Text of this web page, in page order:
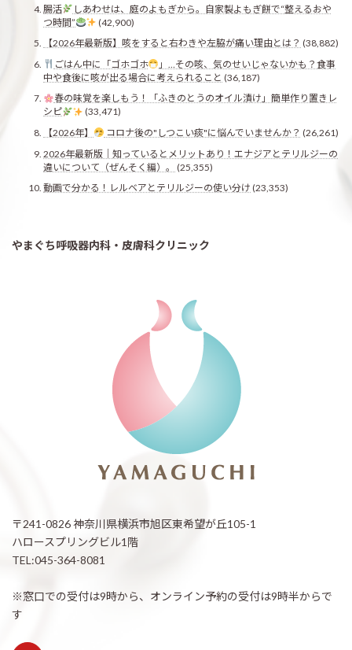
腸活
しあわせは、庭のよもぎから。自家製よもぎ餅で“整えるおや
つ時間”
(42,900)
【2026年最新版】咳をすると右わきや左脇が痛い理由とは？ (38,882)
ごはん中に「ゴホゴホ
」…その咳、気のせいじゃないかも？食事
中や食後に咳が出る場合に考えられること (36,187)
春の味覚を楽しもう！「ふきのとうのオイル漬け」簡単作り置きレ
シピ
(33,471)
【2026年】
コロナ後の"しつこい痰"に悩んでいませんか？ (26,261)
2026年最新版｜知っているとメリットあり！エナジアとテリルジーの
違いについて（ぜんそく編）。
(25,355)
動画で分かる！レルベアとテリルジーの使い分け (23,353)
やまぐち呼吸器内科・皮膚科クリニック
〒241-0826 神奈川県横浜市旭区東希望が丘105-1
ハロースプリングビル1階
TEL:045-364-8081
※窓口での受付は9時から、オンライン予約の受付は9時半からで
す